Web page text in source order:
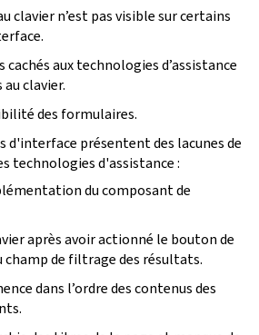
clavier n’est pas visible sur certains
aux technologies d’assistance
clavier.
des formulaires.
d'interface présentent des lacunes de
technologies d'assistance :
du composant de
après avoir actionné le bouton de
de filtrage des résultats.
dans l’ordre des contenus des